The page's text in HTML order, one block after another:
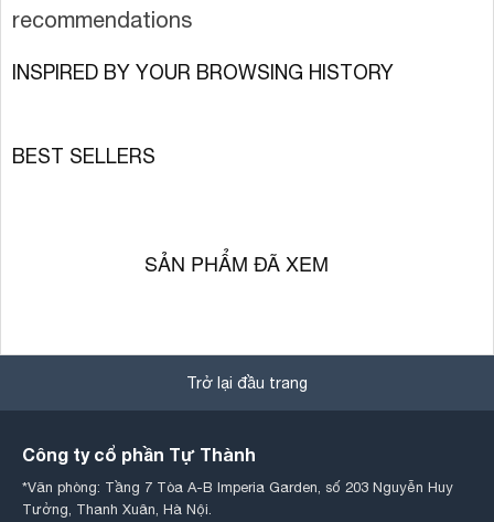
recommendations
INSPIRED BY YOUR BROWSING HISTORY
BEST SELLERS
SẢN PHẨM ĐÃ XEM
Trở lại đầu trang
Công ty cổ phần Tự Thành
*Văn phòng: Tầng 7 Tòa A-B Imperia Garden, số 203 Nguyễn Huy
Tưởng, Thanh Xuân, Hà Nội.